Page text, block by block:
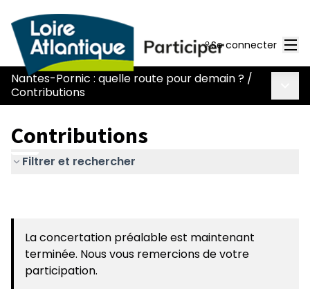
Se connecter
Nantes-Pornic : quelle route pour demain ? /
Contributions
Contributions
Filtrer et rechercher
La concertation préalable est maintenant
terminée. Nous vous remercions de votre
participation.